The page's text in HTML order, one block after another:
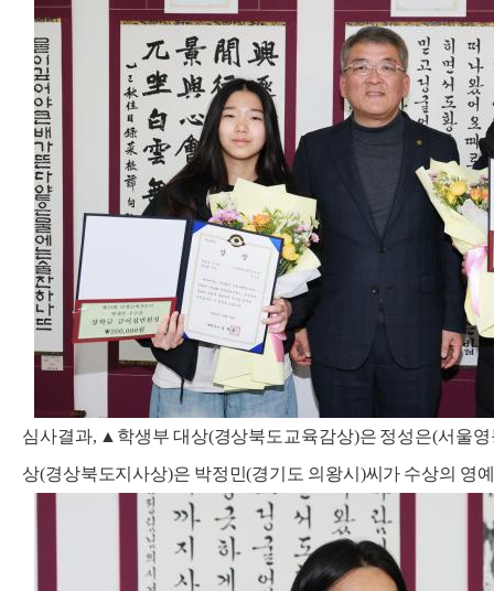
심사결과, ▲학생부 대상(경상북도교육감상)은 정성은(서울
상(경상북도지사상)은 박정민(경기도 의왕시)씨가 수상의 영